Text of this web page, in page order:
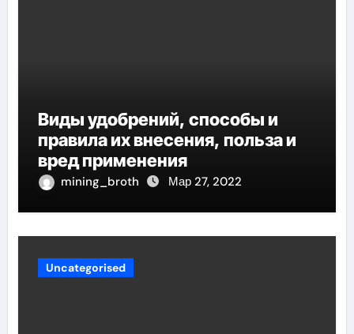
Виды удобрений, способы и
правила их внесения, польза и
вред применения
mining_broth Мар 27, 2022
Uncategorised